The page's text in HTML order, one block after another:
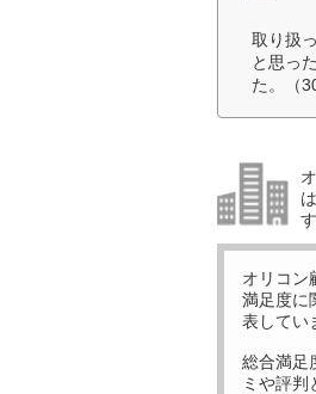
取り扱
と思っ
た。（
す
オリコン
満足度に
表してい
総合満足
ミや評判